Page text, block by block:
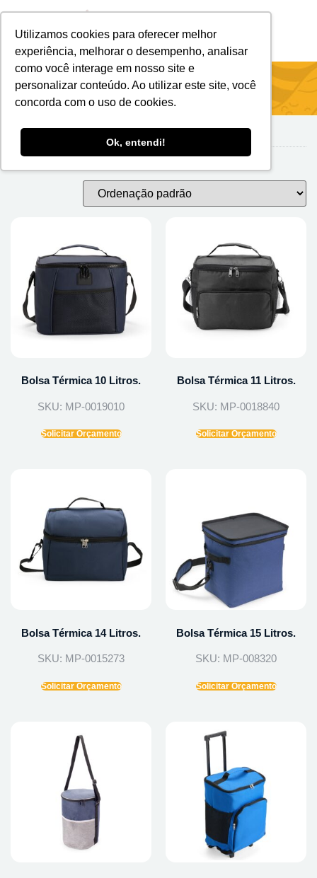
Utilizamos cookies para oferecer melhor
experiência, melhorar o desempenho, analisar
como você interage em nosso site e
personalizar conteúdo. Ao utilizar este site, você
concorda com o uso de cookies.
Ok, entendi!
Início/Bolsas Térmicas / Poliéster
Bolsa Térmica 10 Litros.
SKU: MP-0019010
Solicitar Orçamento
Bolsa Térmica 11 Litros.
SKU: MP-0018840
Solicitar Orçamento
Bolsa Térmica 14 Litros.
SKU: MP-0015273
Solicitar Orçamento
Bolsa Térmica 15 Litros.
SKU: MP-008320
Solicitar Orçamento